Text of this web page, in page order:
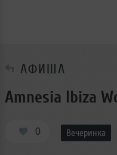
АФИША
Amnesia Ibiza
0 Вечеринка